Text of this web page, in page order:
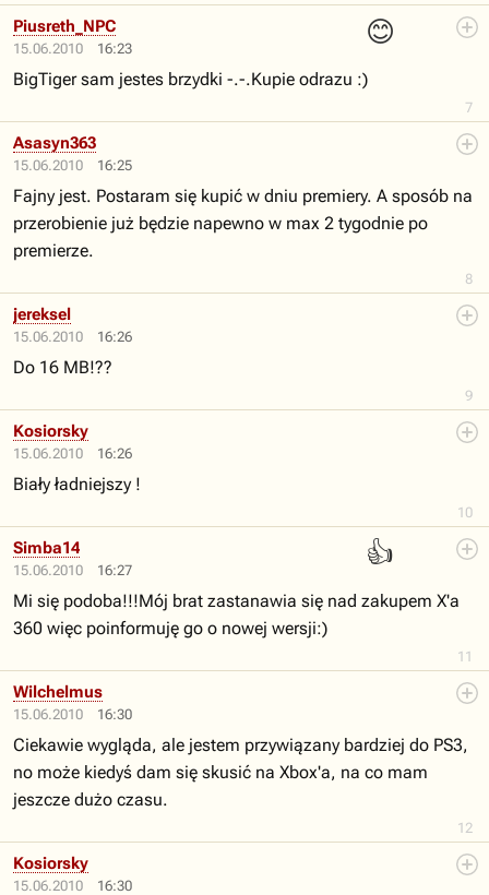
15.06.2010 16:23
😊
7
Piusreth_NPC
BigTiger sam jestes brzydki -.-.Kupie odrazu :)
15.06.2010 16:25
8
Asasyn363
Fajny jest. Postaram się kupić w dniu premiery. A sposób na
przerobienie już będzie napewno w max 2 tygodnie po
premierze.
15.06.2010 16:26
9
jereksel
Do 16 MB!??
15.06.2010 16:26
10
Kosiorsky
Biały ładniejszy !
15.06.2010 16:27
👍
11
Simba14
Mi się podoba!!!Mój brat zastanawia się nad zakupem X'a
360 więc poinformuję go o nowej wersji:)
15.06.2010 16:30
12
Wilchelmus
Ciekawie wygląda, ale jestem przywiązany bardziej do PS3,
no może kiedyś dam się skusić na Xbox'a, na co mam
jeszcze dużo czasu.
15.06.2010 16:30
Kosiorsky